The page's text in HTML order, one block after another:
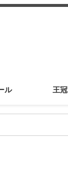
ル 王冠